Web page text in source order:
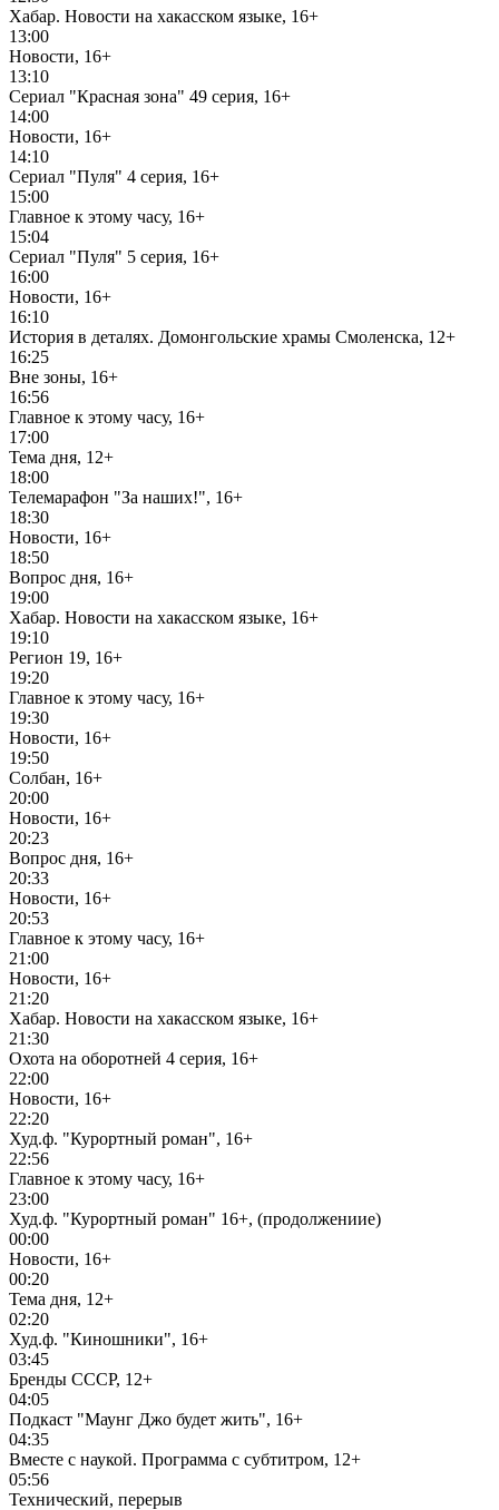
Хабар. Новости на хакасском языке, 16+
13:00
Новости, 16+
13:10
Сериал "Красная зона" 49 серия, 16+
14:00
Новости, 16+
14:10
Сериал "Пуля" 4 серия, 16+
15:00
Главное к этому часу, 16+
15:04
Сериал "Пуля" 5 серия, 16+
16:00
Новости, 16+
16:10
История в деталях. Домонгольские храмы Смоленска, 12+
16:25
Вне зоны, 16+
16:56
Главное к этому часу, 16+
17:00
Тема дня, 12+
18:00
Телемарафон "За наших!", 16+
18:30
Новости, 16+
18:50
Вопрос дня, 16+
19:00
Хабар. Новости на хакасском языке, 16+
19:10
Регион 19, 16+
19:20
Главное к этому часу, 16+
19:30
Новости, 16+
19:50
Солбан, 16+
20:00
Новости, 16+
20:23
Вопрос дня, 16+
20:33
Новости, 16+
20:53
Главное к этому часу, 16+
21:00
Новости, 16+
21:20
Хабар. Новости на хакасском языке, 16+
21:30
Охота на оборотней 4 серия, 16+
22:00
Новости, 16+
22:20
Худ.ф. "Курортный роман", 16+
22:56
Главное к этому часу, 16+
23:00
Худ.ф. "Курортный роман" 16+, (продолжениие)
00:00
Новости, 16+
00:20
Тема дня, 12+
02:20
Худ.ф. "Киношники", 16+
03:45
Бренды СССР, 12+
04:05
Подкаст "Маунг Джо будет жить", 16+
04:35
Вместе с наукой. Программа с субтитром, 12+
05:56
Технический, перерыв